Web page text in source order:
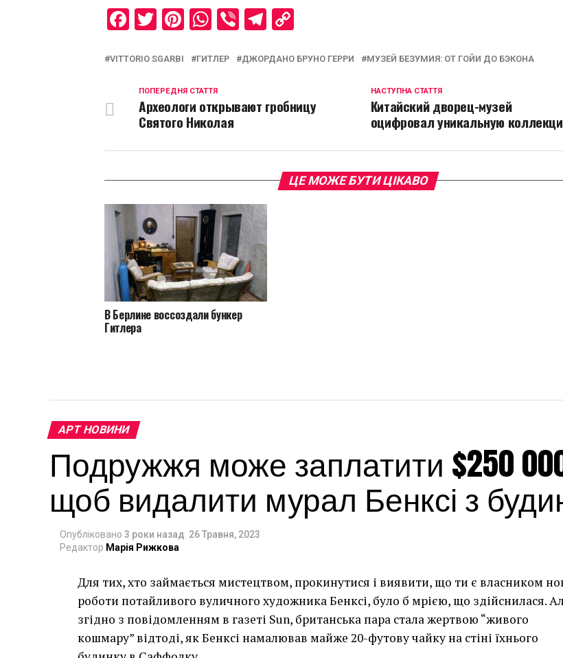
Facebook
Twitter
Pinterest
WhatsApp
ViberTelegram
VITTORIO SGARBI ГИТЛЕР ДЖОРДАНО БРУНО ГЕРРИ МУЗЕЙ БЕЗУМИЯ: ОТ ГОЙИ ДО БЭКОНА
НАСТУПНА СТАТТЯ
Китайский дворец-музей
оцифровал уникальную
ПОПЕРЕДНЯ СТАТТЯ
Археологи открывают гробницу
Святого Николая
ЦЕ МОЖЕ БУТИ ЦІКАВО
В Берлине воссоздали бункер
Гитлера
АРТ НОВИНИ
Подружжя може заплатити $250
щоб видалити мурал Бенксі з
Опубліковано 3 роки назад 26 Травня, 2023
Редактор Марія Рижкова
Для тих, хто займається мистецтвом, прокинутися і виявити, що ти є власником
роботи потайливого вуличного художника Бенксі, було б мрією, що здійснилася.
згідно з повідомленням в газеті Sun, британська пара стала жертвою “живого
кошмару” відтоді, як Бенксі намалював майже 20-футову чайку на стіні їхнього